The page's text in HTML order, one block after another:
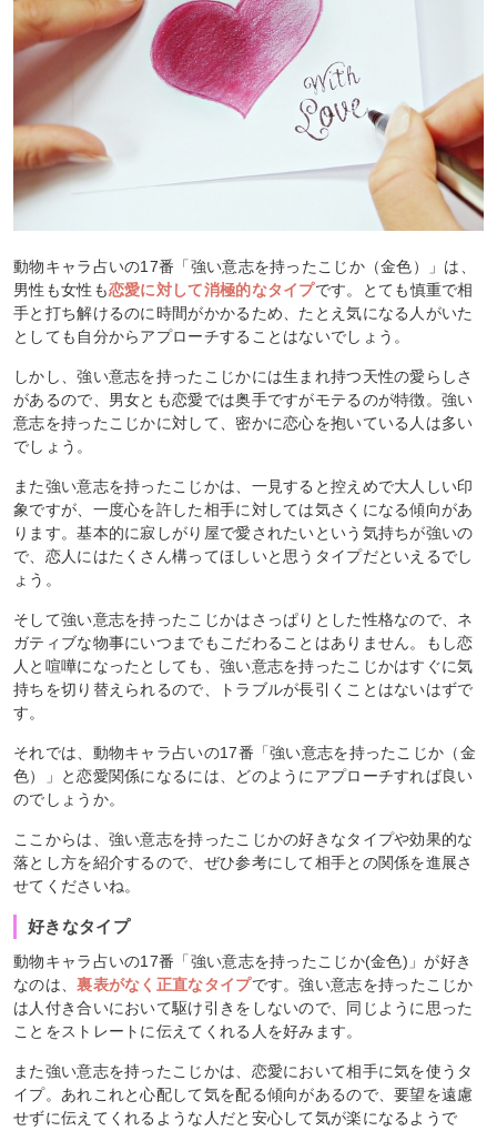
動物キャラ占いの17番「強い意志を持ったこじか（金色）」は、
男性も女性も恋愛に対して消極的なタイプです。とても慎重で相
手と打ち解けるのに時間がかかるため、たとえ気になる人がいた
としても自分からアプローチすることはないでしょう。
しかし、強い意志を持ったこじかには生まれ持つ天性の愛らしさ
があるので、男女とも恋愛では奥手ですがモテるのが特徴。強い
意志を持ったこじかに対して、密かに恋心を抱いている人は多い
でしょう。
また強い意志を持ったこじかは、一見すると控えめで大人しい印
象ですが、一度心を許した相手に対しては気さくになる傾向があ
ります。基本的に寂しがり屋で愛されたいという気持ちが強いの
で、恋人にはたくさん構ってほしいと思うタイプだといえるでし
ょう。
そして強い意志を持ったこじかはさっぱりとした性格なので、ネ
ガティブな物事にいつまでもこだわることはありません。もし恋
人と喧嘩になったとしても、強い意志を持ったこじかはすぐに気
持ちを切り替えられるので、トラブルが長引くことはないはずで
す。
それでは、動物キャラ占いの17番「強い意志を持ったこじか（金
色）」と恋愛関係になるには、どのようにアプローチすれば良い
のでしょうか。
ここからは、強い意志を持ったこじかの好きなタイプや効果的な
落とし方を紹介するので、ぜひ参考にして相手との関係を進展さ
せてくださいね。
好きなタイプ
動物キャラ占いの17番「強い意志を持ったこじか(金色)」が好き
なのは、裏表がなく正直なタイプです。強い意志を持ったこじか
は人付き合いにおいて駆け引きをしないので、同じように思った
ことをストレートに伝えてくれる人を好みます。
また強い意志を持ったこじかは、恋愛において相手に気を使うタ
イプ。あれこれと心配して気を配る傾向があるので、要望を遠慮
せずに伝えてくれるような人だと安心して気が楽になるようで